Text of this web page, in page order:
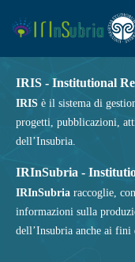
IRIS - Institutional
IRIS è il sistema di
progetti, pubblicazioni,
dell’Insubria.
IRInSubria -
IRInSubria raccoglie,
informazioni sulla
dell’Insubria anche ai fini